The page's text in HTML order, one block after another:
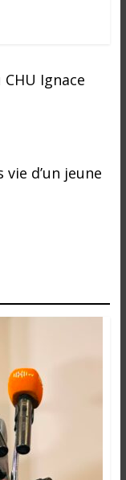
Ignace
d’un jeune